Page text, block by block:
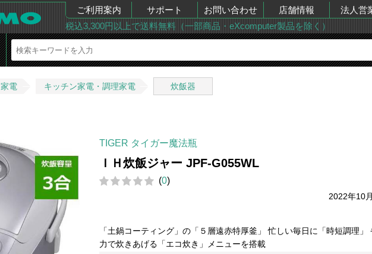
ご利用案内 サポート お問い合わせ 店舗情報 法人営
税込3,300円以上で送料無料（一部商品・eXcomputer製品を除く）
家電 キッチン家電・調理家電 炊飯器
TIGER タイガー魔法瓶
ＩＨ炊飯ジャー JPF-G055WL
(0)
2022年10
「土鍋コーティング」の「５層遠赤特厚釜」 忙しい毎日に「時短調理」
力で炊きあげる「エコ炊き」メニューを搭載